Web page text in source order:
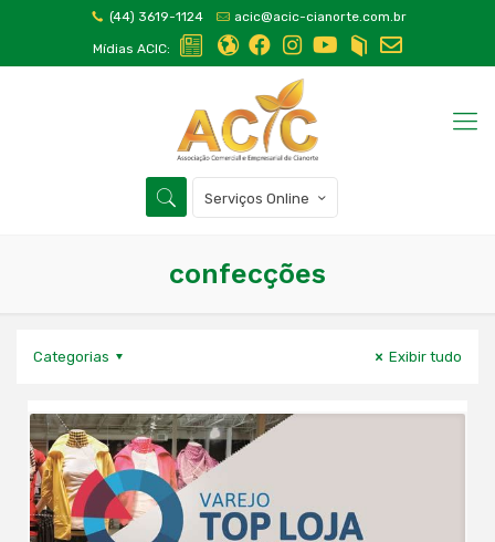
(44) 3619-1124 acic@acic-cianorte.com.br
Mídias ACIC:
Serviços Online
confecções
Categorias Exibir tudo